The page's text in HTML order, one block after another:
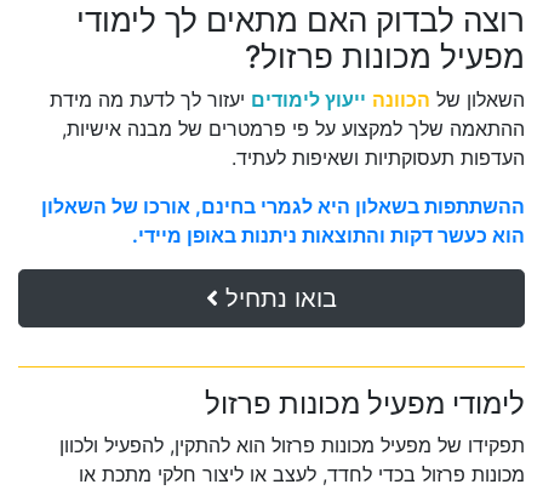
רוצה לבדוק האם מתאים לך לימודי
מפעיל מכונות פרזול?
השאלון של הכוונה ייעוץ לימודים יעזור לך לדעת מה מידת
ההתאמה שלך למקצוע על פי פרמטרים של מבנה אישיות,
העדפות תעסוקתיות ושאיפות לעתיד.
ההשתתפות בשאלון היא לגמרי בחינם, אורכו של השאלון
הוא כעשר דקות והתוצאות ניתנות באופן מיידי.
בואו נתחיל
לימודי מפעיל מכונות פרזול
תפקידו של מפעיל מכונות פרזול הוא להתקין, להפעיל ולכוון
מכונות פרזול בכדי לחדד, לעצב או ליצור חלקי מתכת או